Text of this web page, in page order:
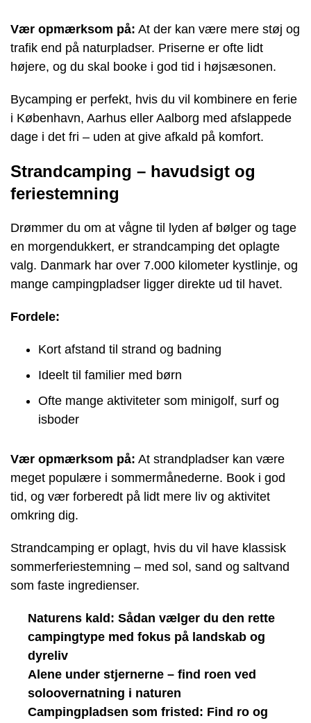
Vær opmærksom på: At der kan være mere støj og
trafik end på naturpladser. Priserne er ofte lidt
højere, og du skal booke i god tid i højsæsonen.
Bycamping er perfekt, hvis du vil kombinere en ferie
i København, Aarhus eller Aalborg med afslappede
dage i det fri – uden at give afkald på komfort.
Strandcamping – havudsigt og
feriestemning
Drømmer du om at vågne til lyden af bølger og tage
en morgendukkert, er strandcamping det oplagte
valg. Danmark har over 7.000 kilometer kystlinje, og
mange campingpladser ligger direkte ud til havet.
Fordele:
Kort afstand til strand og badning
Ideelt til familier med børn
Ofte mange aktiviteter som minigolf, surf og
isboder
Vær opmærksom på: At strandpladser kan være
meget populære i sommermånederne. Book i god
tid, og vær forberedt på lidt mere liv og aktivitet
omkring dig.
Strandcamping er oplagt, hvis du vil have klassisk
sommerferiestemning – med sol, sand og saltvand
som faste ingredienser.
Naturens kald: Sådan vælger du den rette
campingtype med fokus på landskab og
dyreliv
Alene under stjernerne – find roen ved
soloovernatning i naturen
Campingpladsen som fristed: Find ro og